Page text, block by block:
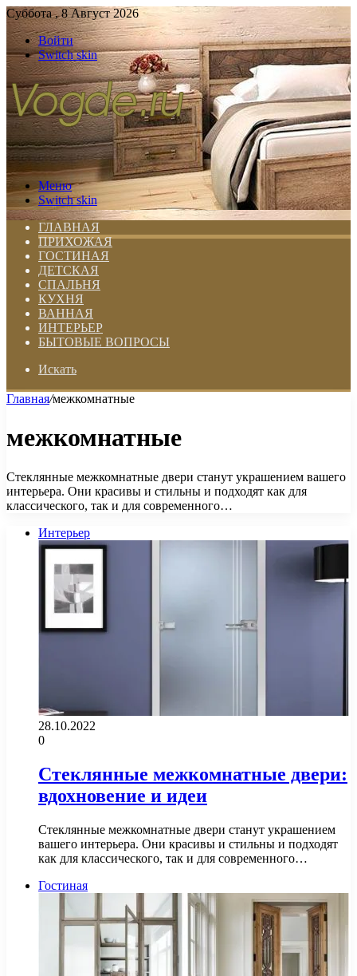
Суббота , 8 Август 2026
Войти
Switch skin
Меню
Switch skin
ГЛАВНАЯ
ПРИХОЖАЯ
ГОСТИНАЯ
ДЕТСКАЯ
СПАЛЬНЯ
КУХНЯ
ВАННАЯ
ИНТЕРЬЕР
БЫТОВЫЕ ВОПРОСЫ
Искать
Главная/межкомнатные
межкомнатные
Стеклянные межкомнатные двери станут украшением вашего
интерьера. Они красивы и стильны и подходят как для
классического, так и для современного…
Интерьер
28.10.2022
0
Стеклянные межкомнатные двери:
вдохновение и идеи
Стеклянные межкомнатные двери станут украшением
вашего интерьера. Они красивы и стильны и подходят
как для классического, так и для современного…
Гостиная